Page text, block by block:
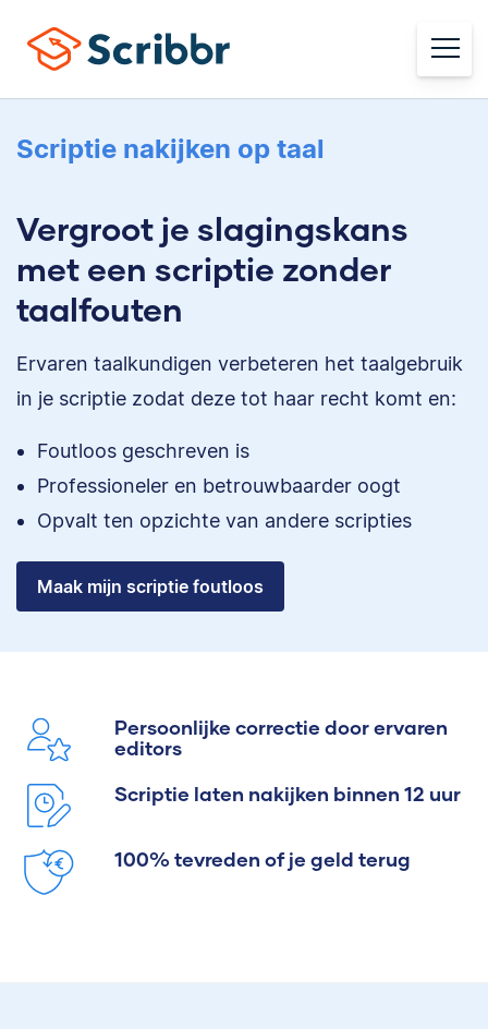
Scriptie nakijken op taal
Vergroot je slagingskans
met een scriptie zonder
taalfouten
Ervaren taalkundigen verbeteren het taalgebruik
in je scriptie zodat deze tot haar recht komt en:
Foutloos geschreven is
Professioneler en betrouwbaarder oogt
Opvalt ten opzichte van andere scripties
Maak mijn scriptie foutloos
Persoonlijke correctie door ervaren
editors
Scriptie laten nakijken binnen 12 uur
100% tevreden of je geld terug